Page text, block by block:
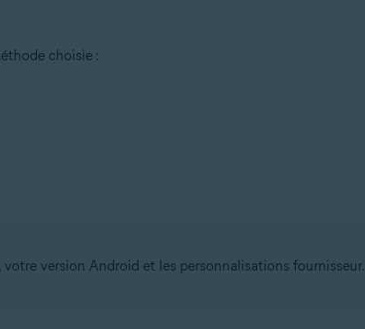
choisie :
version Android et les personnalisations fournisseur.